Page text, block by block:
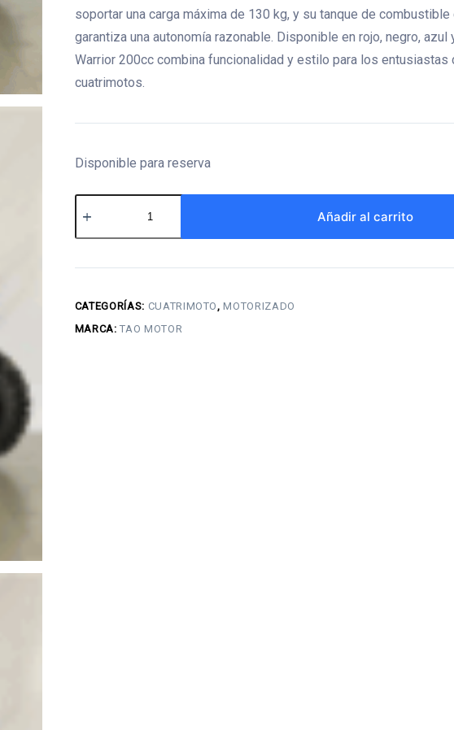
soportar una carga máxima de 130 kg, y su tanque de
garantiza una autonomía razonable. Disponible en rojo, negro, azul
Warrior 200cc combina funcionalidad y estilo para los entusiastas
cuatrimotos.
Disponible para reserva
warrior
(tao
cantidad
Añadir al carrito
CATEGORÍAS: CUATRIMOTO , MOTORIZADO
MARCA:TAO MOTOR